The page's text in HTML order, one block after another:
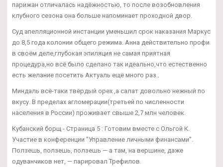
парижан отличалась надёжностью, то после возобновления
клубного сезона она больше напоминает проходной двор.
Суд апелляционной инстанции уменьшил срок наказания Маркус
до 8,5 года колонии общего режима. Анна действительно профи
в своём деле,глубокая эпиляция не самая приятная
процедура,но всё было сделано так идеально,что естественно
есть желание посетить Актуаль ещё много раз..
Миндаль всё-таки твёрдый орех ,а салат довольно нежный по
вкусу. В пределах агломерации(третьей по численности
населения в России) проживает свыше 2,7 млн человек.
Кубанский борщ - Страница 5 : Готовим вместе с Ольгой К.
Участие в конференции "Управление личными финансами".
Ползешь, ползешь, ползешь — а там, на вершине, даже
одуванчиков нет, — парировал Трефилов.